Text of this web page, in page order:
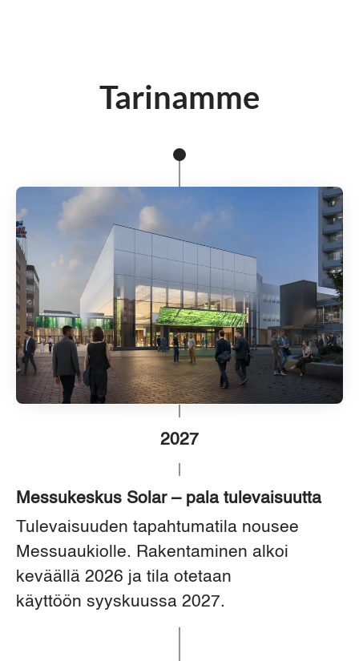
Tarinamme
2027
Messukeskus Solar – pala tulevaisuutta
Tulevaisuuden tapahtumatila nousee
Messuaukiolle. Rakentaminen alkoi
keväällä 2026 ja tila otetaan
käyttöön syyskuussa 2027.